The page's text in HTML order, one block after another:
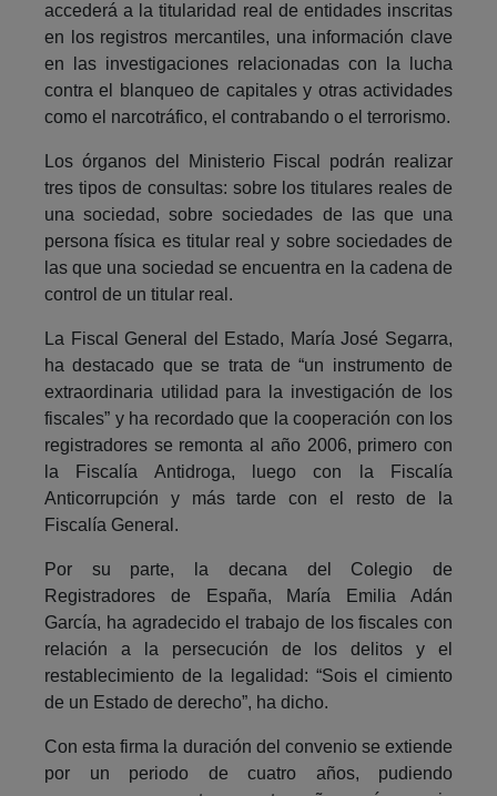
accederá a la titularidad real de entidades inscritas
en los registros mercantiles, una información clave
en las investigaciones relacionadas con la lucha
contra el blanqueo de capitales y otras actividades
como el narcotráfico, el contrabando o el terrorismo.
Los órganos del Ministerio Fiscal podrán realizar
tres tipos de consultas: sobre los titulares reales de
una sociedad, sobre sociedades de las que una
persona física es titular real y sobre sociedades de
las que una sociedad se encuentra en la cadena de
control de un titular real.
La Fiscal General del Estado, María José Segarra,
ha destacado que se trata de “un instrumento de
extraordinaria utilidad para la investigación de los
fiscales” y ha recordado que la cooperación con los
registradores se remonta al año 2006, primero con
la Fiscalía Antidroga, luego con la Fiscalía
Anticorrupción y más tarde con el resto de la
Fiscalía General.
Por su parte, la decana del Colegio de
Registradores de España, María Emilia Adán
García, ha agradecido el trabajo de los fiscales con
relación a la persecución de los delitos y el
restablecimiento de la legalidad: “Sois el cimiento
de un Estado de derecho”, ha dicho.
Con esta firma la duración del convenio se extiende
por un periodo de cuatro años, pudiendo